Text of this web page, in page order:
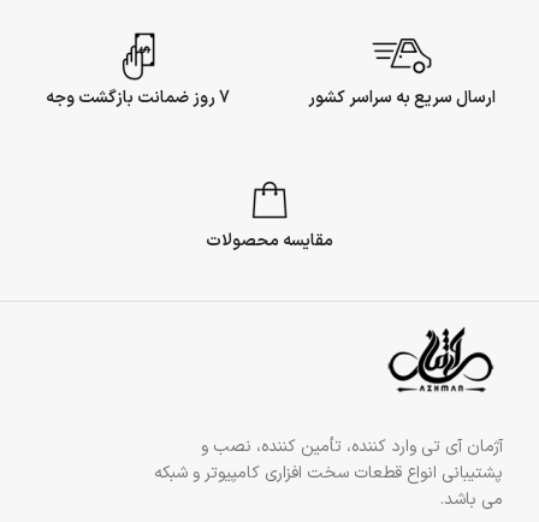
ارسال سریع به سراسر کشور 7 روز ضمانت بازگشت وجه
مقایسه محصولات
آژمان آی تی وارد کننده، تأمین کننده، نصب و
پشتیبانی انواع قطعات سخت افزاری کامپیوتر و شبکه
می باشد.